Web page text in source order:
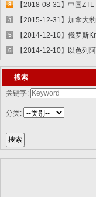
车 82...
3
【2018-08-31】中国
击车 ...
4
【2015-12-31】加拿大
克 8386...
5
【2014-12-10】俄罗斯
卡车85...
6
【2014-12-10】以色列
运兵...
搜索
关键字:
分类: